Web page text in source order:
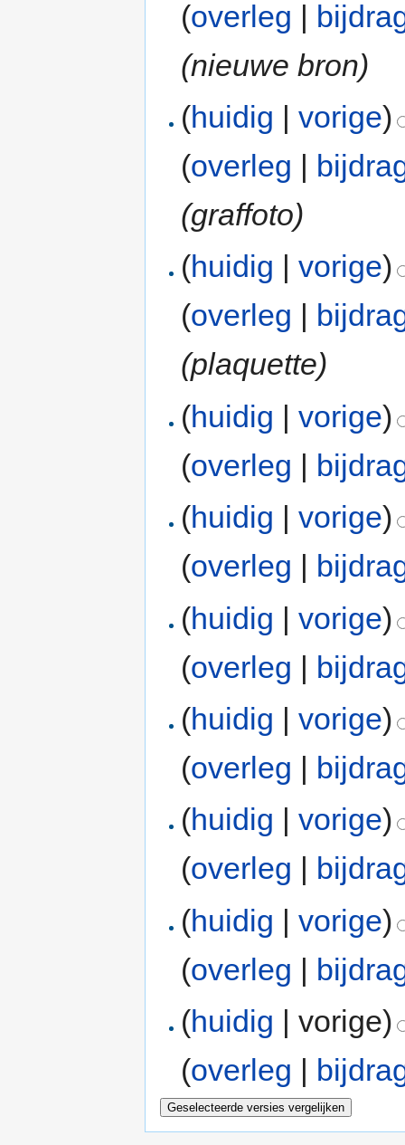
(overleg |
(nieuwe bron)
(huidig |vorige)
(overleg |
(graffoto)
(huidig |vorige)
(overleg
(plaquette)
(huidig |vorige)
(overleg |
(huidig |vorige)
(overleg |
(huidig |vorige)
(overleg |
(huidig |vorige)
(overleg |
(huidig |vorige)
(overleg
(huidig |vorige)
(overleg |
(huidig | vorige)
(overleg |